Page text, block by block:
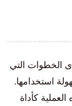
الخطوات التي
استخدامها.
كأداة